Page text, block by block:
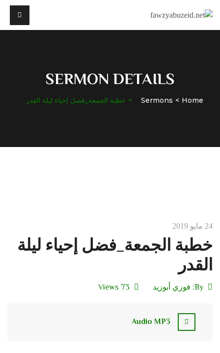
SERMON DETAILS
Home
Sermons خطبة الجمعة_فضل إحياء ليلة القدر
24 مايو 2019
خطبة الجمعة_فضل إحياء ليلة
القدر
By: فوزي أبوزيد 73 Views
Audio MP3